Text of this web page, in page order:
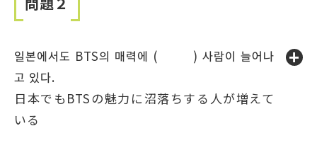
일본에서도 BTS의 매력에 ( ) 사람이 늘어나
고 있다.
日本でもBTSの魅力に沼落ちする人が増えて
いる